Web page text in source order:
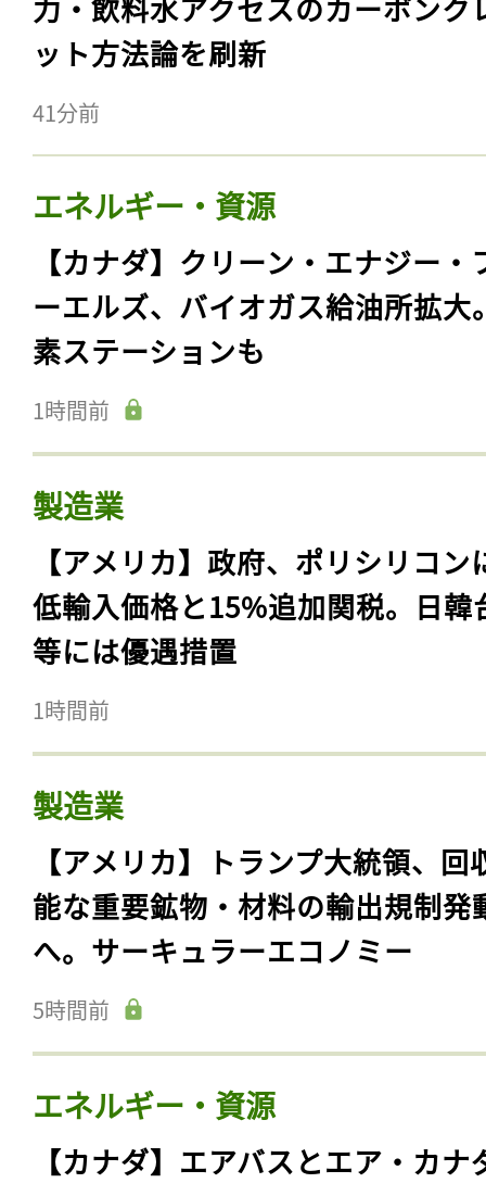
ット方法論を刷新
41分前
エネルギー・資源
【カナダ】クリーン・エナジー・
ーエルズ、バイオガス給油所拡大
素ステーションも
1時間前
製造業
【アメリカ】政府、ポリシリコン
低輸入価格と15%追加関税。日韓
等には優遇措置
1時間前
製造業
【アメリカ】トランプ大統領、回
能な重要鉱物・材料の輸出規制発
へ。サーキュラーエコノミー
5時間前
エネルギー・資源
【カナダ】エアバスとエア・カナ